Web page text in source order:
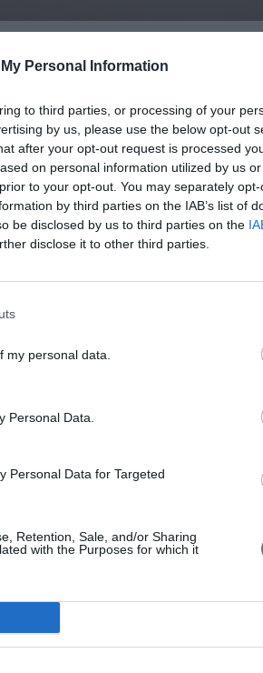
Personal Information
to third parties, or processing of your
by us, please use the below opt-out
after your opt-out request is processed
on personal information utilized by us
to your opt-out. You may separately
by third parties on the IAB’s list of
be disclosed by us to third parties on the
disclose it to other third parties.
my personal data.
Personal Data.
Personal Data for Targeted
Retention, Sale, and/or Sharing
with the Purposes for which it
8:30.
τα κατοικίδια ζώα